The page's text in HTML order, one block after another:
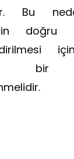
Bu
doğru
bir